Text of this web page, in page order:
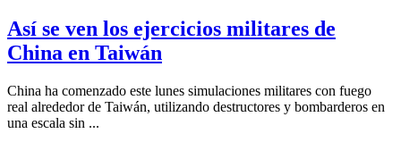
Así se ven los ejercicios militares de
China en Taiwán
China ha comenzado este lunes simulaciones militares con fuego
real alrededor de Taiwán, utilizando destructores y bombarderos en
una escala sin ...